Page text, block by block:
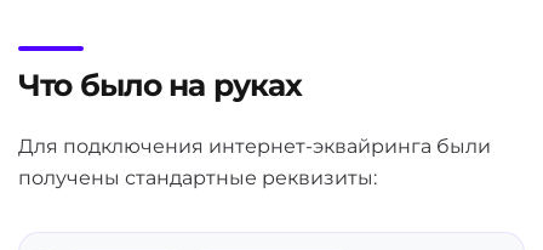
Что было на руках
Для подключения интернет-эквайринга были
получены стандартные реквизиты: